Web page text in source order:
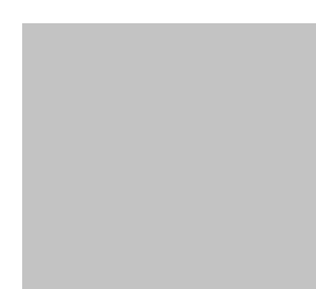
["wechat","weibo","qzone","douban","email"]